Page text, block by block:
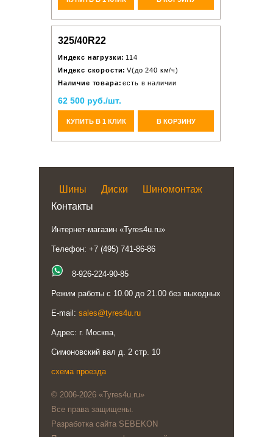
325/40R22
Индекс нагрузки: 114
Индекс скорости: V(до 240 км/ч)
Наличие товара: есть в наличии
62 500 руб./шт.
КУПИТЬ В 1 КЛИК В КОРЗИНУ
Шины Диски
Шиномонтаж
Контакты
Интернет-магазин «Tyres4u.ru»
Телефон: +7 (495) 741-86-86
8-926-224-90-85
Режим работы с 10.00 до 21.00 без выходных
E-mail: sales@tyres4u.ru
Адрес: г. Москва,
Симоновский вал д. 2 стр. 10
схема проезда
© 2006-2026 «Tyres4u.ru»
Все права защищены.
Разработка сайта SEBEKON